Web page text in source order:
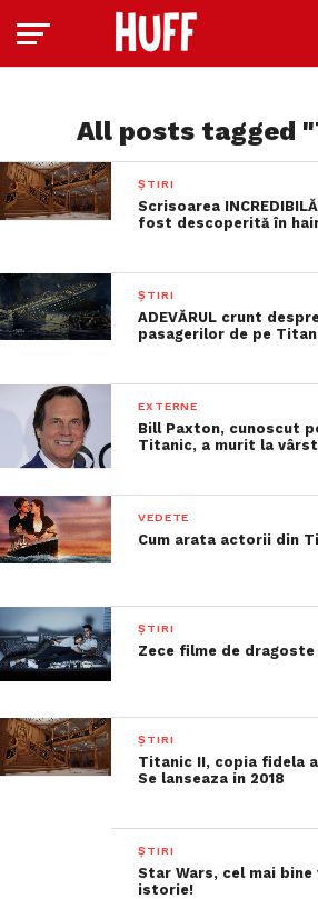
All posts tagged
ȘTIRI
Scrisoarea
fost descoperită în
ȘTIRI
ADEVĂRUL crunt
pasagerilor de pe
EXTERNE
Bill Paxton, cunoscut
Titanic, a murit la
VEDETE
Cum arata actorii din
ȘTIRI
Zece filme de
ȘTIRI
Titanic II, copia fidela
Se lanseaza in 2018
ȘTIRI
Star Wars, cel mai
istorie!